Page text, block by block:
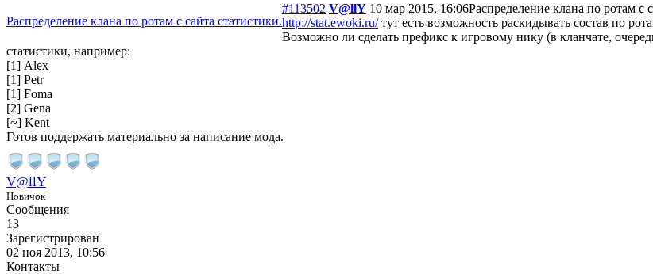
Распределение клана по ротам с сайта статистики.
#113502 V@llY 10 мар 2015, 16:06Распределение клана по ротам с
http://stat.ewoki.ru/тут есть возможность раскидывать состав по
Возможно ли сделать префикс к игровому нику (в кланчате,
статистики, например:
[1] Alex
[1] Petr
[1] Foma
[2] Gena
[~] Kent
Готов поддержать материально за написание мода.
V@llY
Новичок
Сообщения
13
Зарегистрирован
02 ноя 2013, 10:56
Контакты